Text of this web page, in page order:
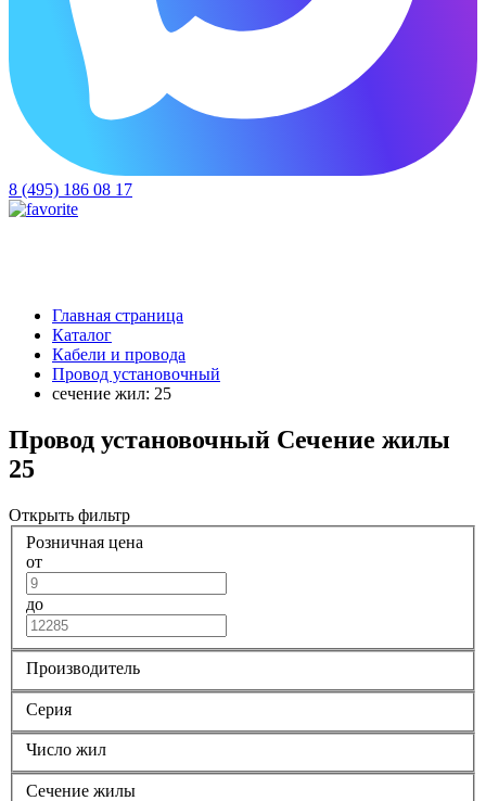
8 (495) 186 08 17
Главная страница
Каталог
Кабели и провода
Провод установочный
сечение жил: 25
Провод установочный Сечение жилы
25
Открыть фильтр
Розничная цена
от
до
Производитель
Серия
Число жил
Сечение жилы